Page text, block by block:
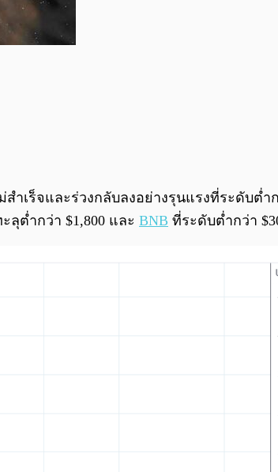
เร็จและร่วงกลับลงอย่างรุนแรงที่ระดับต่ำ
ลุต่ำกว่า $1,800 และ BNB ที่ระดับต่ำกว่า